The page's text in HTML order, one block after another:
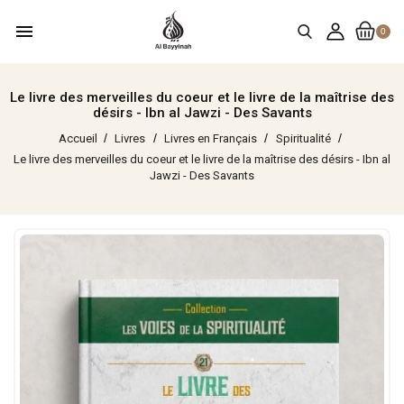
0
menu
Le livre des merveilles du coeur et le livre de la maîtrise des
désirs - Ibn al Jawzi - Des Savants
Accueil Livres Livres en Français
Spiritualité
Le livre des merveilles du coeur et le livre de la maîtrise des désirs - Ibn al
Jawzi - Des Savants